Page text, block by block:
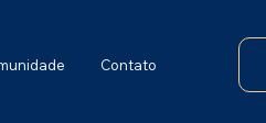
Contato